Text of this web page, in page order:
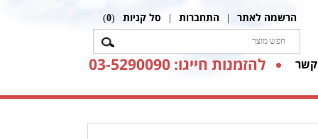
הרשמה לאתר התחברות סל קניות (
0
)
קשר להזמנות חייגו: 03-5290090